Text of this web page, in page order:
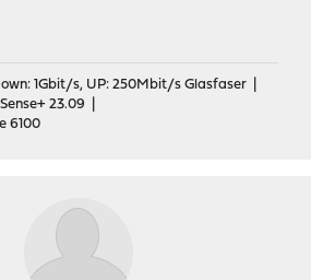
1Gbit/s, UP: 250Mbit/s Glasfaser |
23.09 |
6100